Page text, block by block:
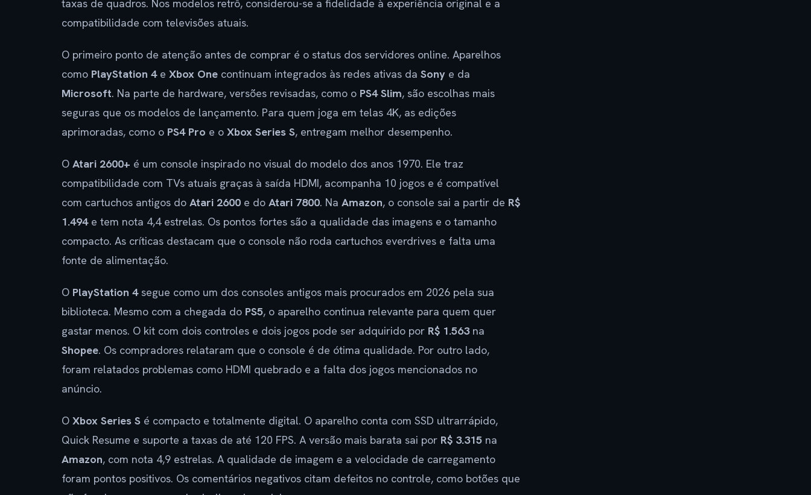
taxas de quadros. Nos modelos retrô, considerou-se a fidelidade à experiência original e a
compatibilidade com televisões atuais.
O primeiro ponto de atenção antes de comprar é o status dos servidores online. Aparelhos
como PlayStation 4e Xbox One continuam integrados às redes ativas da Sony e da
Microsoft. Na parte de hardware, versões revisadas, como o PS4 Slim, são escolhas mais
seguras que os modelos de lançamento. Para quem joga em telas 4K, as edições
aprimoradas, como o PS4 Pro e o Xbox Series S, entregam melhor desempenho.
O Atari 2600+ é um console inspirado no visual do modelo dos anos 1970. Ele traz
compatibilidade com TVs atuais graças à saída HDMI, acompanha 10 jogos e é compatível
com cartuchos antigos do Atari 2600 e do Atari 7800. Na Amazon, o console sai a partir de R$
1.494e tem nota 4,4 estrelas. Os pontos fortes são a qualidade das imagens e o tamanho
compacto. As críticas destacam que o console não roda cartuchos everdrives e falta uma
fonte de alimentação.
O PlayStation 4segue como um dos consoles antigos mais procurados em 2026 pela sua
biblioteca. Mesmo com a chegada do PS5, o aparelho continua relevante para quem quer
gastar menos. O kit com dois controles e dois jogos pode ser adquirido por R$ 1.563na
Shopee. Os compradores relataram que o console é de ótima qualidade. Por outro lado,
foram relatados problemas como HDMI quebrado e a falta dos jogos mencionados no
anúncio.
O Xbox Series S é compacto e totalmente digital. O aparelho conta com SSD ultrarrápido,
Quick Resume e suporte a taxas de até 120 FPS. A versão mais barata sai por R$ 3.315 na
Amazon, com nota 4,9 estrelas. A qualidade de imagem e a velocidade de carregamento
foram pontos positivos. Os comentários negativos citam defeitos no controle, como botões que